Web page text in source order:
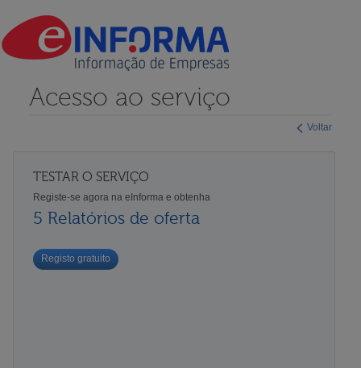
Voltar
Acesso ao serviço
TESTAR O SERVIÇO
Registe-se agora na eInforma e obtenha
5 Relatórios de oferta
Registo gratuito